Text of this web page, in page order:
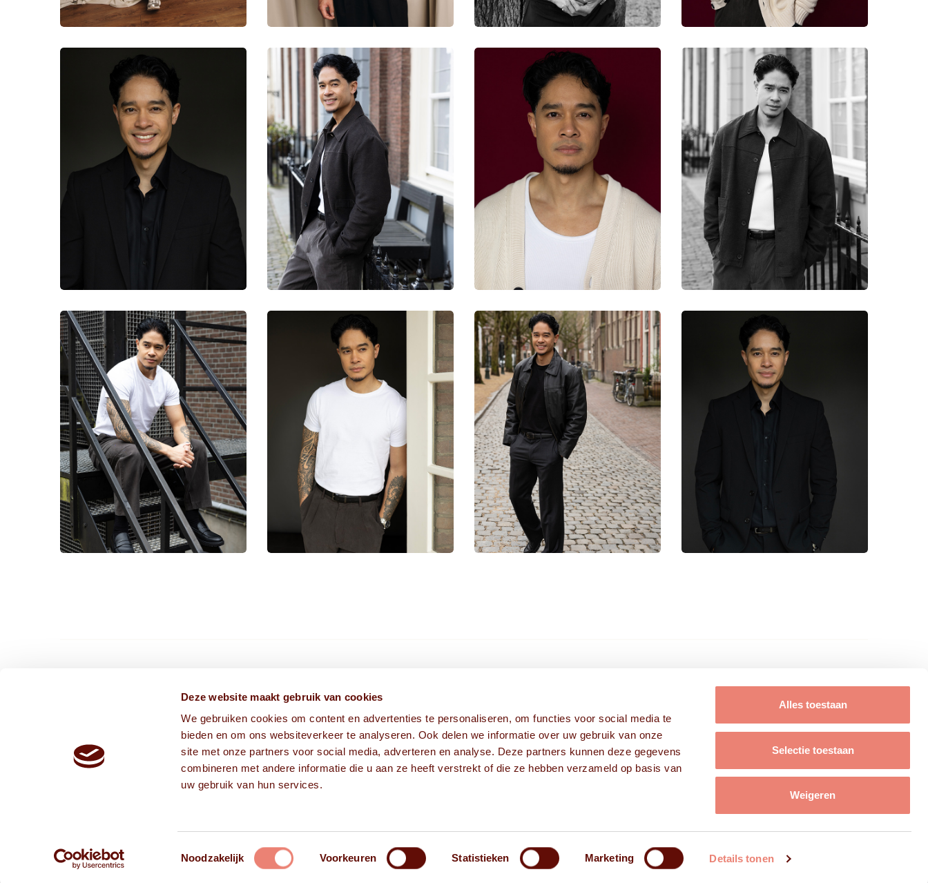
Deze website maakt gebruik van cookies
We gebruiken cookies om content en advertenties te personaliseren, om functies voor social media te
bieden en om ons websiteverkeer te analyseren. Ook delen we informatie over uw gebruik van onze
site met onze partners voor social media, adverteren en analyse. Deze partners kunnen deze gegevens
combineren met andere informatie die u aan ze heeft verstrekt of die ze hebben verzameld op basis van
uw gebruik van hun services.
Toestemmingsselectie
Noodzakelijk Voorkeuren Statistieken Marketing Details tonen
Alles toestaan
Selectie toestaan
Weigeren
info@frissekoppen.nl
013-75 05 241
HIER VIND JE ONS
Fabriekstraat 1A
5038 EM Tilburg
Modellen
Acteurs
Campagnes
2026 © Copyright - Frisse Koppen Algemene voorwaarden FAQ Privacy